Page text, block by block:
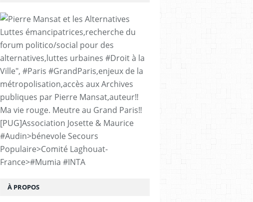
Luttes émancipatrices,recherche du
forum politico/social pour des
alternatives,luttes urbaines #Droit à la
Ville", #Paris #GrandParis,enjeux de la
métropolisation,accès aux Archives
publiques par Pierre Mansat,auteur‼️
Ma vie rouge. Meutre au Grand Paris‼️
[PUG]Association Josette & Maurice
#Audin>bénevole Secours
Populaire>Comité Laghouat-
France>#Mumia #INTA
À PROPOS